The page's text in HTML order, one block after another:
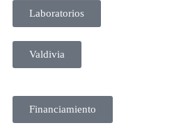
Laboratorios
Valdivia
Financiamiento